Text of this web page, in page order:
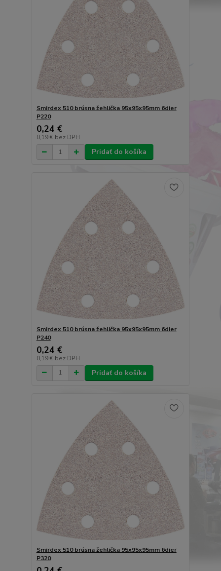
Smirdex 510 brúsna žehlička 95x95x95mm 6dier
P220
0,24 €
0,19 € bez DPH
Pridať do košíka
Smirdex 510 brúsna žehlička 95x95x95mm 6dier
P240
0,24 €
0,19 € bez DPH
Pridať do košíka
Smirdex 510 brúsna žehlička 95x95x95mm 6dier
P320